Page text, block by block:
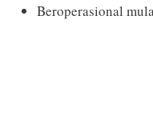
Beroperasional